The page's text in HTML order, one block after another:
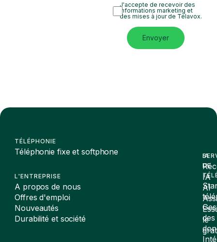
J'accepte de recevoir des
informations marketing et
des mises à jour de Telavox.
Envoyer
TÉLÉPHONIE
Téléphonie fixe et softphone
L'ENTREPRISE
A propos de nous
Offres d'emploi
Nouveautés
Durabilité et société
DE
des
IA
IA
AI
le